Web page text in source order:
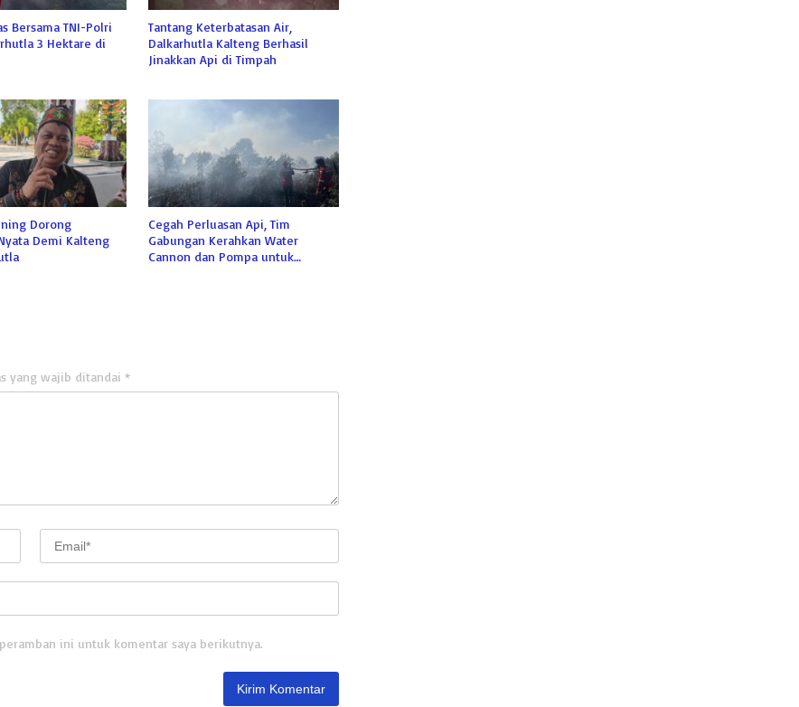
Bersama TNI-Polri
3 Hektare di
Tantang Keterbatasan Air,
Dalkarhutla Kalteng Berhasil
Jinakkan Api di Timpah
Dorong
Demi Kalteng
Cegah Perluasan Api, Tim
Gabungan Kerahkan Water
Cannon dan Pompa untuk
yang wajib ditandai *
ini untuk komentar saya berikutnya.